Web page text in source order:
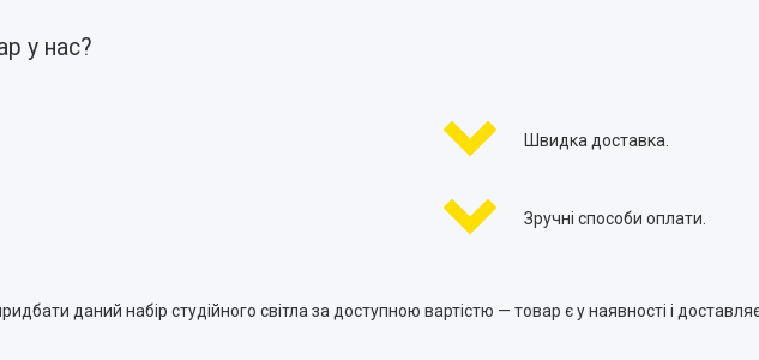
у нас?
Швидка доставка.
Зручні способи оплати.
даний набір студійного світла за доступною вартістю — товар є у наявності і